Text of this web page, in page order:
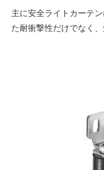
主に安全ライトカーテ
た耐衝撃性だけでなく